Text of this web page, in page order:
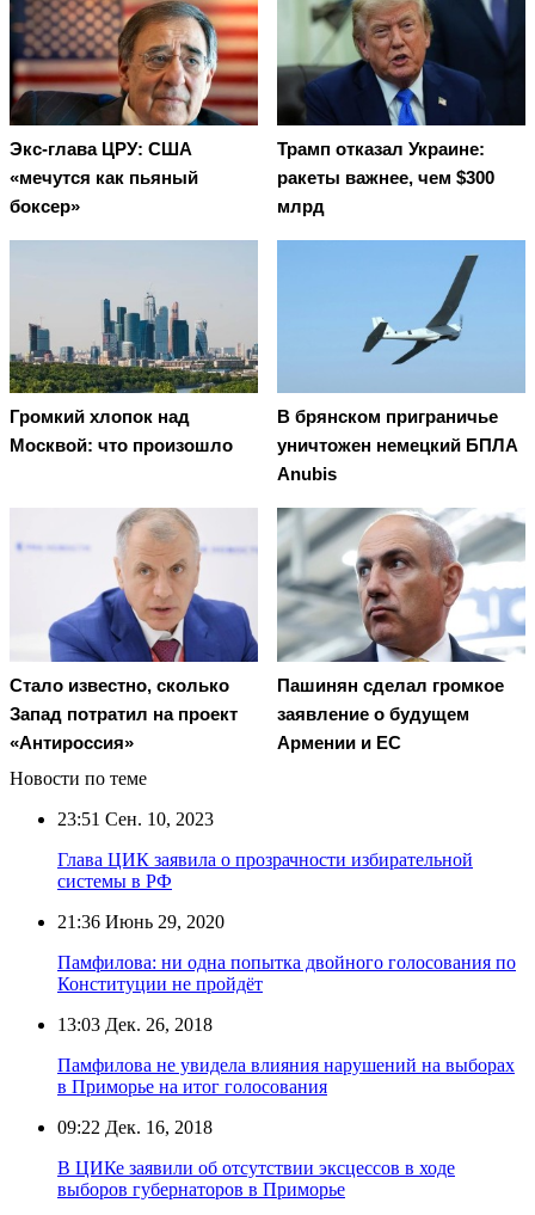
Экс-глава ЦРУ: США
«мечутся как пьяный
боксер»
Трамп отказал Украине:
ракеты важнее, чем $300
млрд
Громкий хлопок над
Москвой: что произошло
В брянском приграничье
уничтожен немецкий БПЛА
Anubis
Стало известно, сколько
Запад потратил на проект
«Антироссия»
Пашинян сделал громкое
заявление о будущем
Армении и ЕС
Новости по теме
23:51 Сен. 10, 2023
Глава ЦИК заявила о прозрачности избирательной
системы в РФ
21:36 Июнь 29, 2020
Памфилова: ни одна попытка двойного голосования по
Конституции не пройдёт
13:03 Дек. 26, 2018
Памфилова не увидела влияния нарушений на выборах
в Приморье на итог голосования
09:22 Дек. 16, 2018
В ЦИКе заявили об отсутствии эксцессов в ходе
выборов губернаторов в Приморье